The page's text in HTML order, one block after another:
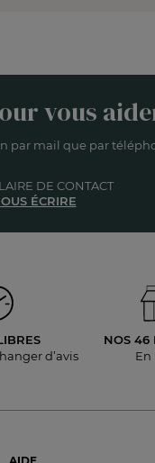
vous
par mail que par
DE CONTACT
ÉCRIRE
d’avis
NOS 46
En